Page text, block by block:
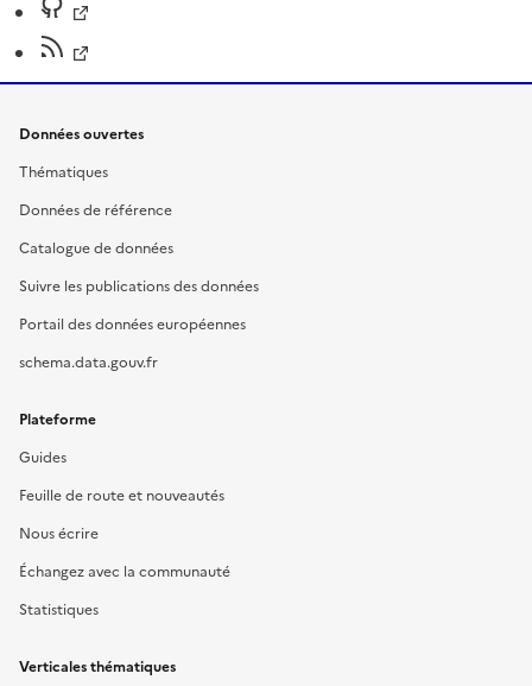
Données ouvertes
Thématiques
Données de référence
Catalogue de données
Suivre les publications des données
Portail des données européennes
schema.data.gouv.fr
Plateforme
Guides
Feuille de route et nouveautés
Nous écrire
Échangez avec la communauté
Statistiques
Verticales thématiques